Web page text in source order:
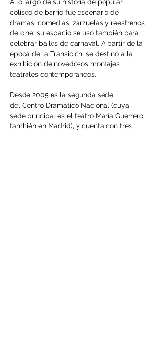
A lo largo de su historia de popular
coliseo de barrio fue escenario de
dramas, comedias, zarzuelas y reestrenos
de cine; su espacio se usó también para
celebrar bailes de carnaval. A partir de la
época de la Transición, se destinó a la
exhibición de novedosos montajes
teatrales contemporáneos.
Desde 2005 es la segunda sede
del Centro Dramático Nacional (cuya
sede principal es el teatro María Guerrero,
también en Madrid), y cuenta con tres